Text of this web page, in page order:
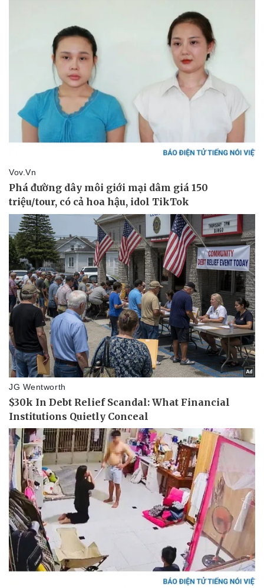
Thể thao
Lịch thi đấu bóng đá
Thế giới thể thao
eSports
Hậu trường
Ô tô - Xe máy
Xe máy
Tư vấn